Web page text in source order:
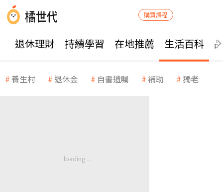
購買課程
退休理財 持續學習 在地推薦 生活百科
養生村 退休金 自書遺囑 補助 獨老